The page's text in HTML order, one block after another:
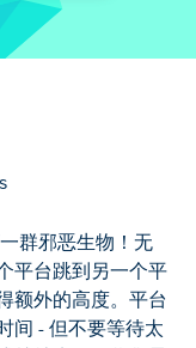
群邪恶生物！无
平台跳到另一个平
额外的高度。平台
间 - 但不要等待太